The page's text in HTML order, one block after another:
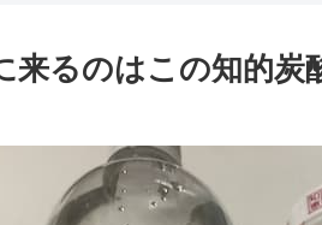
来るのはこの知的